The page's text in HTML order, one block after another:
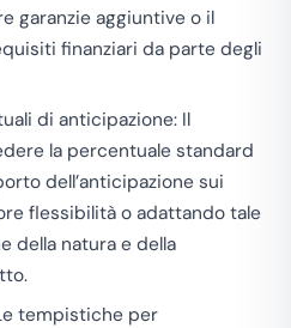
garanzie aggiuntive o il
finanziari da parte degli
di anticipazione: Il
la percentuale standard
dell’anticipazione sui
flessibilità o adattando tale
della natura e della
tempistiche per